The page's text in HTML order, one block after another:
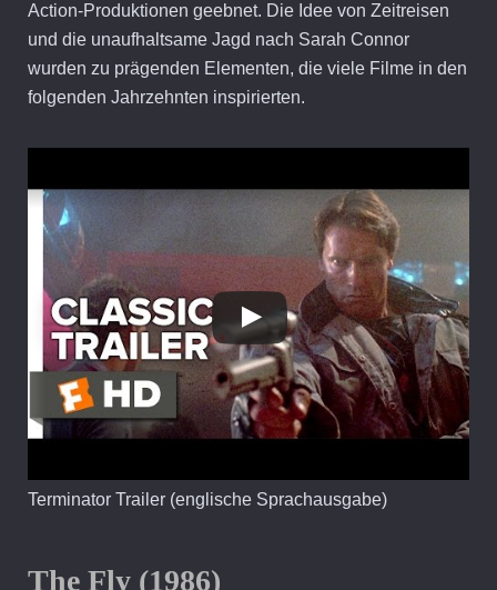
Action-Produktionen geebnet. Die Idee von Zeitreisen
und die unaufhaltsame Jagd nach Sarah Connor
wurden zu prägenden Elementen, die viele Filme in den
folgenden Jahrzehnten inspirierten.
Terminator Trailer (englische Sprachausgabe)
The Fly (1986)